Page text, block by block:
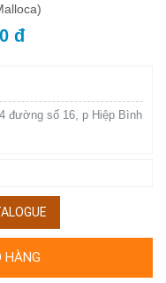
đ
đường số 16, p Hiệp Bình
HÀNG